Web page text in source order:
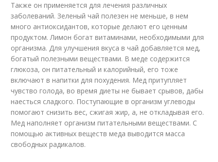
Также он применяется для лечения различных
заболеваний. Зеленый чай полезен не меньше, в нем
много антиоксидантов, которые делают его ценным
продуктом. Лимон богат витаминами, необходимыми для
организма. Для улучшения вкуса в чай добавляется мед,
богатый полезными веществами. В меде содержится
глюкоза, он питательный и калорийный, его тоже
включают в напитки для похудения. Мед притупляет
чувство голода, во время диеты не бывает срывов, дабы
наесться сладкого. Поступающие в организм углеводы
помогают снизить вес, сжигая жир, а, не откладывая его.
Мед наполняет организм питательными веществами. С
помощью активных веществ меда выводится масса
свободных радикалов.